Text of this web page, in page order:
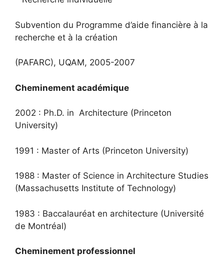
Subvention du Programme d’aide financière à la
recherche et à la création
(PAFARC), UQAM, 2005-2007
Cheminement académique
2002 : Ph.D. in Architecture (Princeton
University)
1991 : Master of Arts (Princeton University)
1988 : Master of Science in Architecture Studies
(Massachusetts Institute of Technology)
1983 : Baccalauréat en architecture (Université
de Montréal)
Cheminement professionnel